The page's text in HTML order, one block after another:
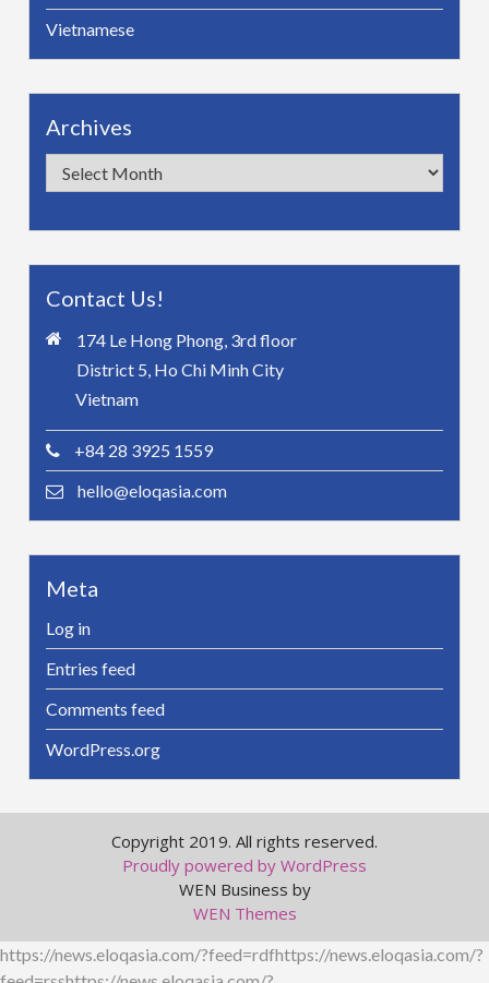
Vietnamese
Archives
Archives
Contact Us!
174 Le Hong Phong, 3rd floor
District 5, Ho Chi Minh City
Vietnam
+84 28 3925 1559
hello@eloqasia.com
Meta
Log in
Entries feed
Comments feed
WordPress.org
Copyright 2019. All rights reserved.
Proudly powered by WordPress
WEN Business by
WEN Themes
https://news.eloqasia.com/?feed=rdfhttps://news.eloqasia.com/?